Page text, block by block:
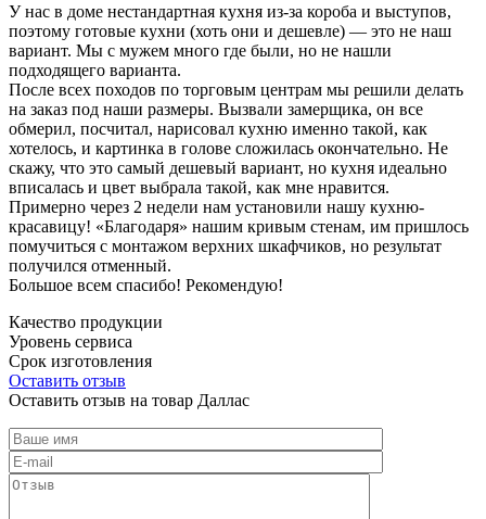
У нас в доме нестандартная кухня из-за короба и выступов,
поэтому готовые кухни (хоть они и дешевле) — это не наш
вариант. Мы с мужем много где были, но не нашли
подходящего варианта.
После всех походов по торговым центрам мы решили делать
на заказ под наши размеры. Вызвали замерщика, он все
обмерил, посчитал, нарисовал кухню именно такой, как
хотелось, и картинка в голове сложилась окончательно. Не
скажу, что это самый дешевый вариант, но кухня идеально
вписалась и цвет выбрала такой, как мне нравится.
Примерно через 2 недели нам установили нашу кухню-
красавицу! «Благодаря» нашим кривым стенам, им пришлось
помучиться с монтажом верхних шкафчиков, но результат
получился отменный.
Большое всем спасибо! Рекомендую!
Качество продукции
Уровень сервиса
Срок изготовления
Оставить отзыв
Оставить отзыв на товар Даллас